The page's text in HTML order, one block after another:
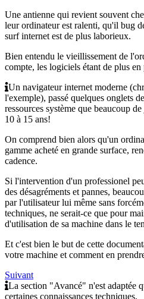
Une antienne qui revient souvent
leur ordinateur est ralenti, qu'il bug
surf internet est de plus laborieux.
Bien entendu le vieillissement de
compte, les logiciels étant de plus en
Un navigateur internet moderne
l'exemple), passé quelques onglets
ressources système que beaucoup
10 à 15 ans!
On comprend bien alors qu'un
gamme acheté en grande surface,
cadence.
Si l'intervention d'un professionel
des désagréments et pannes,
par l'utilisateur lui même sans
techniques, ne serait-ce que pour
d'utilisation de sa machine dans le
Et c'est bien le but de cette
votre machine et comment en
Suivant
La section "Avancé" n'est adaptée
certaines connaissances techniques.